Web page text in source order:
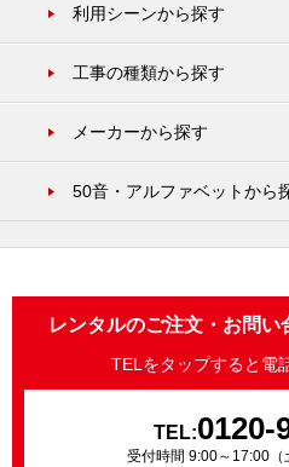
利用シーンから探す
工事の種類から探す
メーカーから探す
50音・アルファベットから
レンタルのご注文・お問
TELをタップすると電
TEL:0120-
受付時間 9:00～17:00（